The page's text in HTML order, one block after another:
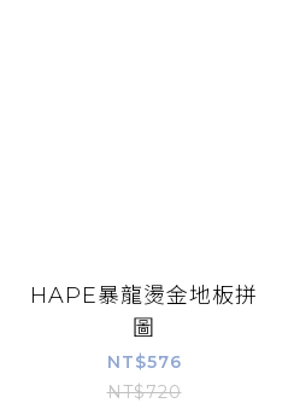
HAPE暴龍燙金地板拼
圖
NT$576
NT$720